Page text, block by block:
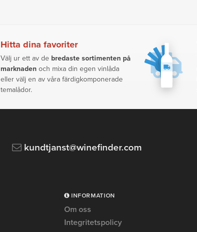
Hitta dina favoriter
Välj ur ett av de bredaste sortimenten på
marknaden och mixa din egen vinlåda
eller välj en av våra färdigkomponerade
temalådor.
kundtjanst@winefinder.com
INFORMATION
Om oss
Integritetspolicy